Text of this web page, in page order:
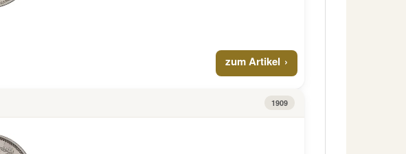
zum Artikel
1909